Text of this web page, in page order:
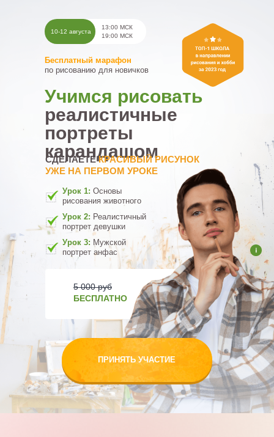
Учимся рисовать
реалистичные
портреты
карандашом
Бесплатный марафон
по рисованию для новичков
10-12 августа
13:00 МСК
19:00 МСК
5 000 руб
БЕСПЛАТНО
Урок 1: Основы
рисования животного
ПРИНЯТЬ УЧАСТИЕ
Урок 2: Реалистичный
портрет девушки
Урок 3: Мужской
портрет анфас
СДЕЛАЕТЕКРАСИВЫЙ РИСУНОК
УЖЕ НА ПЕРВОМ УРОКЕ